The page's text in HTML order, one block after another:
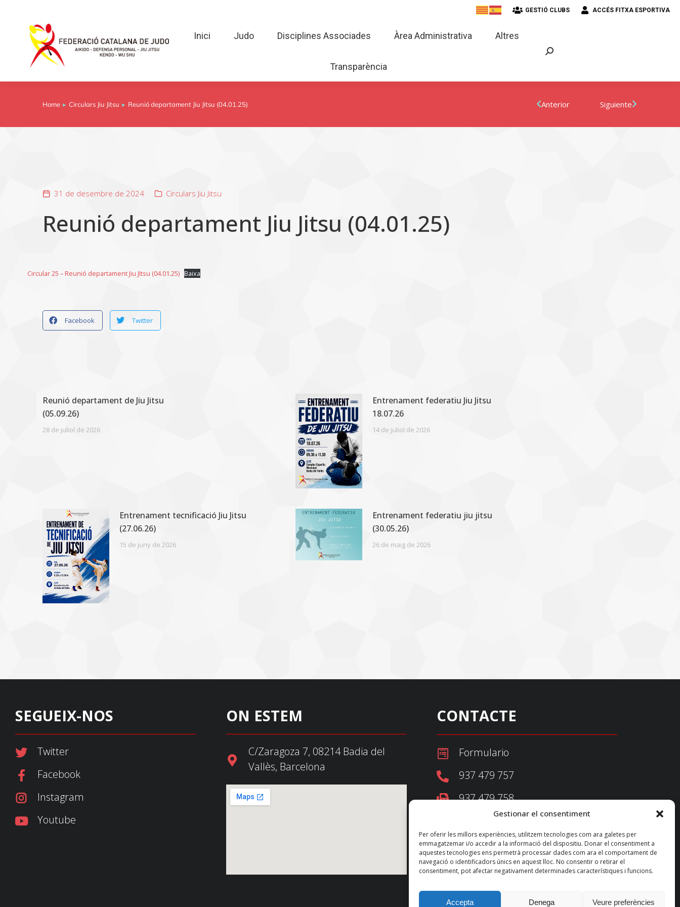
Gestionar el consentiment
Per oferir les millors experiències, utilitzem tecnologies com ara galetes per
emmagatzemar i/o accedir a la informació del dispositiu. Donar el consentiment a
aquestes tecnologies ens permetrà processar dades com ara el comportament de
navegació o identificadors únics en aquest lloc. No consentir o retirar el
consentiment, pot afectar negativament determinades característiques i funcions.
Accepta Denega Veure preferències
GESTIÓ CLUBS ACCÉS FITXA ESPORTIVA
Inici Judo Disciplines Associades Àrea Administrativa Altres
Transparència
You are here:
Home Circulars Jiu Jitsu Reunió departament Jiu Jitsu (04.01.25) Anterior Siguiente
31 de desembre de 2024 Circulars Jiu Jitsu
Reunió departament Jiu Jitsu (04.01.25)
Circular 25 – Reunió departament Jiu JItsu (04.01.25) Baixa
Facebook Twitter
Reunió departament de Jiu Jitsu
(05.09.26)
28 de juliol de 2026
Entrenament federatiu Jiu Jitsu
18.07.26
14 de juliol de 2026
Entrenament tecnificació Jiu Jitsu
(27.06.26)
15 de juny de 2026
Entrenament federatiu jiu jitsu
(30.05.26)
26 de maig de 2026
SEGUEIX-NOS
Twitter
Facebook
Instagram
Youtube
ON ESTEM
C/Zaragoza 7, 08214 Badia del
Vallès, Barcelona
CONTACTE
Formulario
937 479 757
937 479 758
federacio@fedecatjudo.cat
Àrea Administrativa Altres